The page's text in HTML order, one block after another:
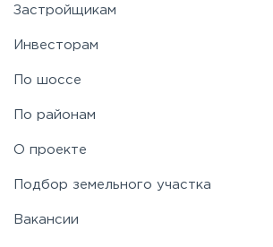
Застройщикам
Инвесторам
По шоссе
По районам
О проекте
Подбор земельного участка
Вакансии